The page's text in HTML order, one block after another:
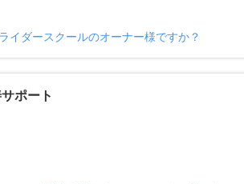
イダースクールのオーナー様ですか？
ポート